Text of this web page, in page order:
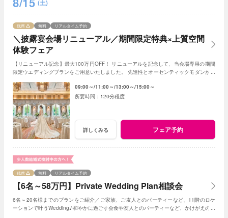
(土)
＼披露宴会場リニューアル／期間限定特典×上質空間
体験フェア
残席 無料 リアルタイム予約
【リニューアル記念】最大100万円OFF！ リニューアルを記念して、当会場専用の期間
限定ウエディングプランをご用意いたしました。 先進性とオーセンティックモダンが調
09:00～ 11:00～ 13:00～ 15:00～
120分程度
詳しくみる フェア予約
【6名～58万円】Private Wedding Plan相談会
残席 無料 リアルタイム予約
6名～20名様までのプランをご紹介／ご家族、ご友人とのパーティーなど、11階のロケ
ーションで叶うWedding♪和やかに過ごす会食や友人とのパーティーなど、かけがえのな